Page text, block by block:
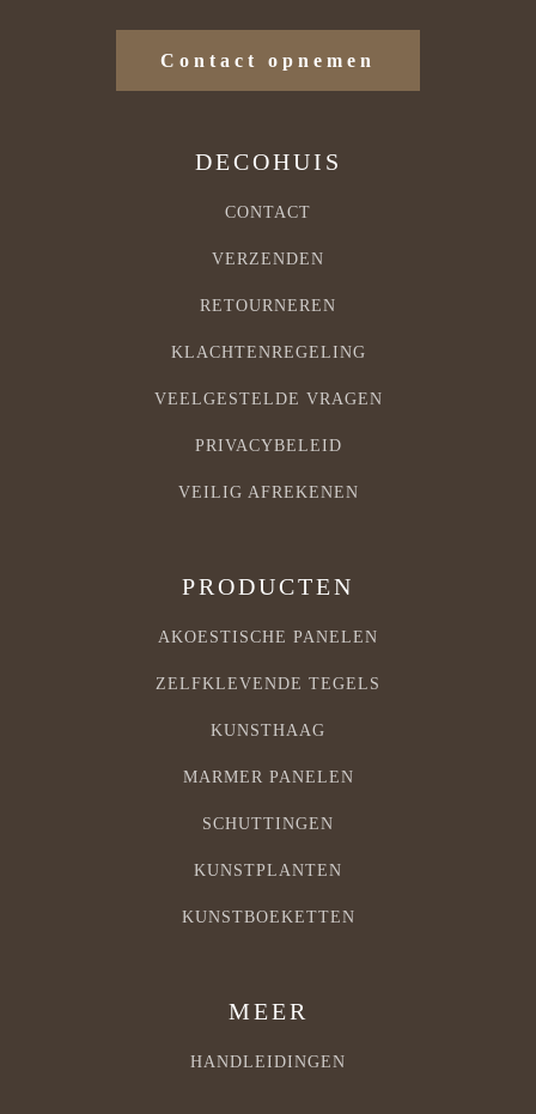
Contact opnemen
DECOHUIS
CONTACT
VERZENDEN
RETOURNEREN
KLACHTENREGELING
VEELGESTELDE VRAGEN
PRIVACYBELEID
VEILIG AFREKENEN
PRODUCTEN
AKOESTISCHE PANELEN
ZELFKLEVENDE TEGELS
KUNSTHAAG
MARMER PANELEN
SCHUTTINGEN
KUNSTPLANTEN
KUNSTBOEKETTEN
MEER
HANDLEIDINGEN